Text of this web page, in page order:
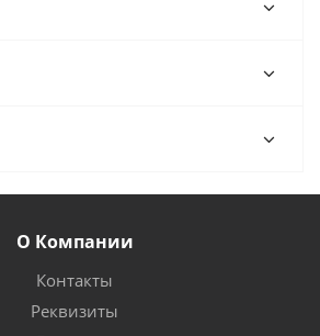
О Компании
Контакты
Реквизиты